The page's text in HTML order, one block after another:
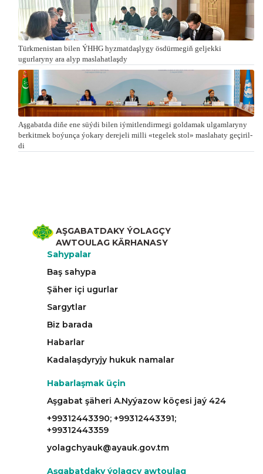
Türkmenistan bilen ÝHHG hyzmatdaşlygy ösdürmegiň geljekki
ugurlaryny ara alyp maslahatlaşdy
Aşgabatda di­ňe ene süý­di bi­len iý­mit­len­dir­me­gi gol­da­mak ul­gam­la­ry­ny
ber­kit­mek bo­ýun­ça ýo­ka­ry de­re­je­li milli «te­ge­lek stol» mas­la­ha­ty ge­çi­ril­
di
AŞGABATDAKY ÝOLAGÇY
AWTOULAG KÄRHANASY
Sahypalar
Baş sahypa
Şäher içi ugurlar
Sargytlar
Biz barada
Habarlar
Kadalaşdyryjy hukuk namalar
Habarlaşmak üçin
Aşgabat şäheri A.Nyýazow köçesi jaý 424
+99312443390; +99312443391;
+99312443359
yolagchyauk@ayauk.gov.tm
Aşgabatdaky ýolagçy awtoulag